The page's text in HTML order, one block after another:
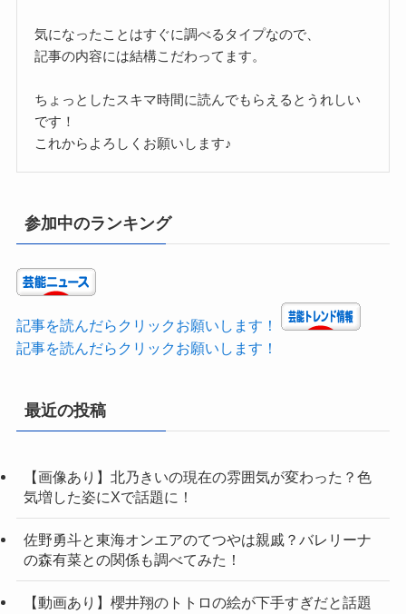
気になったことはすぐに調べるタイプなので、
記事の内容には結構こだわってます。
ちょっとしたスキマ時間に読んでもらえるとうれしい
です！
これからよろしくお願いします♪
参加中のランキング
記事を読んだらクリックお願いします！
記事を読んだらクリックお願いします！
最近の投稿
【画像あり】北乃きいの現在の雰囲気が変わった？色
気増した姿にXで話題に！
佐野勇斗と東海オンエアのてつやは親戚？バレリーナ
の森有菜との関係も調べてみた！
【動画あり】櫻井翔のトトロの絵が下手すぎだと話題